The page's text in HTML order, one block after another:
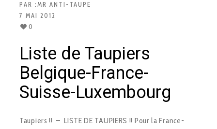
PAR :MR ANTI-TAUPE
7 MAI 2012
0
Liste de Taupiers
Belgique-France-
Suisse-Luxembourg
Taupiers !! – LISTE DE TAUPIERS !! Pour la France-